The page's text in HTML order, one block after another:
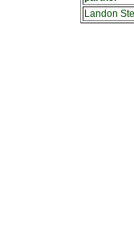
Landon